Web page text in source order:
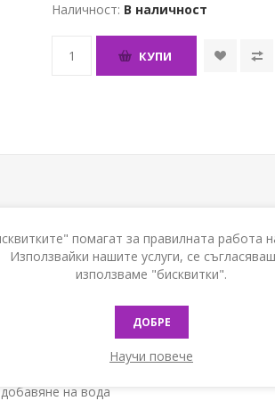
Наличност: В наличност
КУПИ
интермитентна самокатетеризация
на вода
помагат за правилната работа
Използвайки нашите услуги, се
използваме "бисквитки".
ДОБРЕ
Научи повече